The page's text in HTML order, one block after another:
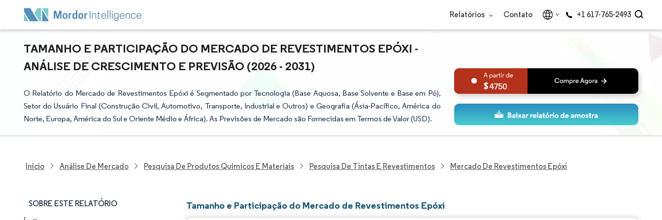
Relatórios Contato +1 617-765-2493
TAMANHO E PARTICIPAÇÃO DO MERCADO DE REVESTIMENTOS EPÓXI -
ANÁLISE DE CRESCIMENTO E PREVISÃO (2026 - 2031)
O Relatório do Mercado de Revestimentos Epóxi é Segmentado por Tecnologia (Base Aquosa, Base Solvente e Base em Pó),
Setor do Usuário Final (Construção Civil, Automotivo, Transporte, Industrial e Outros) e Geografia (Ásia-Pacífico, América do
Norte, Europa, América do Sul e Oriente Médio e África). As Previsões de Mercado são Fornecidas em Termos de Valor (USD).
4750
Início Análise De Mercado Pesquisa De Produtos Químicos E Materiais Pesquisa De Tintas E Revestimentos Mercado De Revestimentos Epóxi
SOBRE ESTE RELATÓRIO Tamanho e Participação do Mercado de Revestimentos Epóxi